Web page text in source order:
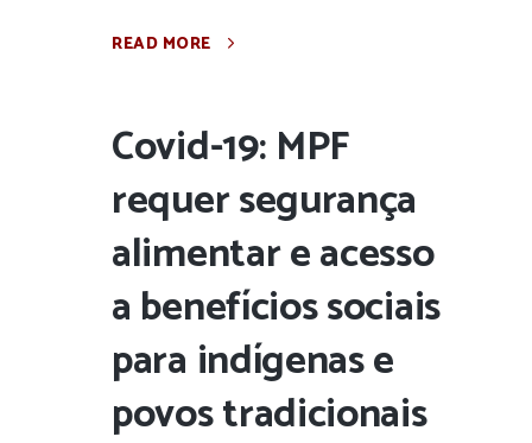
READ MORE
Covid-19: MPF
requer segurança
alimentar e acesso
a benefícios sociais
para indígenas e
povos tradicionais